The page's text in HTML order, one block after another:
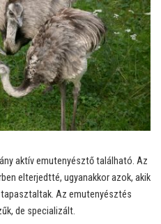
aktív emutenyésztő található. Az
elterjedtté, ugyanakkor azok, akik
Az emutenyésztés
de specializált.